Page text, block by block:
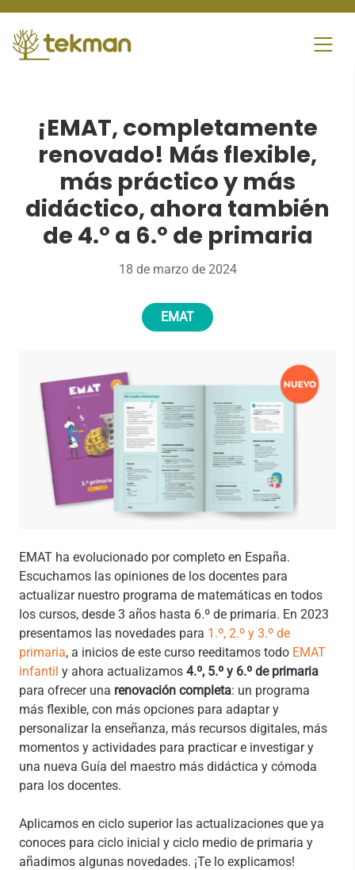
content
¡EMAT, completamente
renovado! Más flexible,
más práctico y más
didáctico, ahora también
de 4.º a 6.º de primaria
18 de marzo de 2024
EMAT
EMAT ha evolucionado por completo en España.
Escuchamos las opiniones de los docentes para
actualizar nuestro programa de matemáticas en todos
los cursos, desde 3 años hasta 6.º de primaria. En 2023
presentamos las novedades para 1.º, 2.º y 3.º de
primaria, a inicios de este curso reeditamos todo EMAT
infantil y ahora actualizamos 4.º, 5.º y 6.º de primaria
para ofrecer una renovación completa: un programa
más flexible, con más opciones para adaptar y
personalizar la enseñanza, más recursos digitales, más
momentos y actividades para practicar e investigar y
una nueva Guía del maestro más didáctica y cómoda
para los docentes.
Aplicamos en ciclo superior las actualizaciones que ya
conoces para ciclo inicial y ciclo medio de primaria y
añadimos algunas novedades. ¡Te lo explicamos!